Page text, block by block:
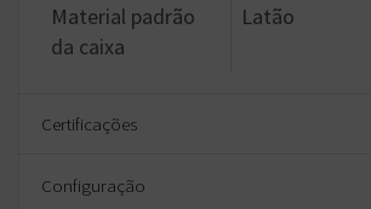
Material padrão
da caixa
Latão
Certificações
Classificação EN 1303:2015
Configuração